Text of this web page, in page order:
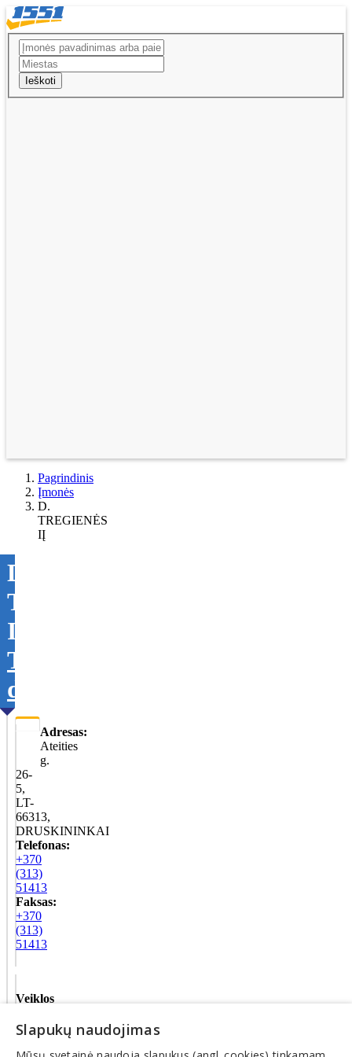
Ieškoti
Pagrindinis
Įmonės
D.
TREGIENĖS
IĮ
D.
TREGIENĖS
IĮ
Tikslinti
duomenis
Adresas:
Ateities
g.
26-
5,
LT-
66313,
DRUSKININKAI
Telefonas:
+370
(313)
51413
Faksas:
+370
(313)
51413
Veiklos
Slapukų naudojimas